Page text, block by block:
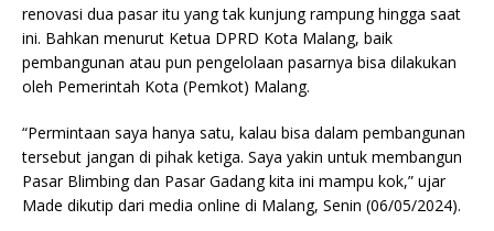
renovasi dua pasar itu yang tak kunjung rampung hingga saat
ini. Bahkan menurut Ketua DPRD Kota Malang, baik
pembangunan atau pun pengelolaan pasarnya bisa dilakukan
oleh Pemerintah Kota (Pemkot) Malang.
“Permintaan saya hanya satu, kalau bisa dalam pembangunan
tersebut jangan di pihak ketiga. Saya yakin untuk membangun
Pasar Blimbing dan Pasar Gadang kita ini mampu kok,” ujar
Made dikutip dari media online di Malang, Senin (06/05/2024).